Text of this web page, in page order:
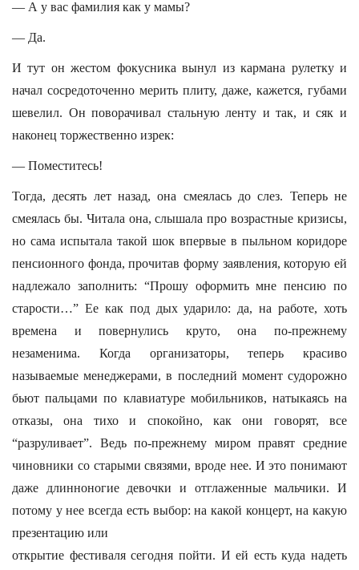
— А у вас фамилия как у мамы?
— Да.
И тут он жестом фокусника вынул из кармана рулетку и
начал сосредоточенно мерить плиту, даже, кажется, губами
шевелил. Он поворачивал стальную ленту и так, и сяк и
наконец торжественно изрек:
— Поместитесь!
Тогда, десять лет назад, она смеялась до слез. Теперь не
смеялась бы. Читала она, слышала про возрастные кризисы,
но сама испытала такой шок впервые в пыльном коридоре
пенсионного фонда, прочитав форму заявления, которую ей
надлежало заполнить: “Прошу оформить мне пенсию по
старости…” Ее как под дых ударило: да, на работе, хоть
времена и повернулись круто, она по-прежнему
незаменима. Когда организаторы, теперь красиво
называемые менеджерами, в последний момент судорожно
бьют пальцами по клавиатуре мобильников, натыкаясь на
отказы, она тихо и спокойно, как они говорят, все
“разруливает”. Ведь по-прежнему миром правят средние
чиновники со старыми связями, вроде нее. И это понимают
даже длинноногие девочки и отглаженные мальчики. И
потому у нее всегда есть выбор: на какой концерт, на какую
презентацию или
открытие фестиваля сегодня пойти. И ей есть куда надеть